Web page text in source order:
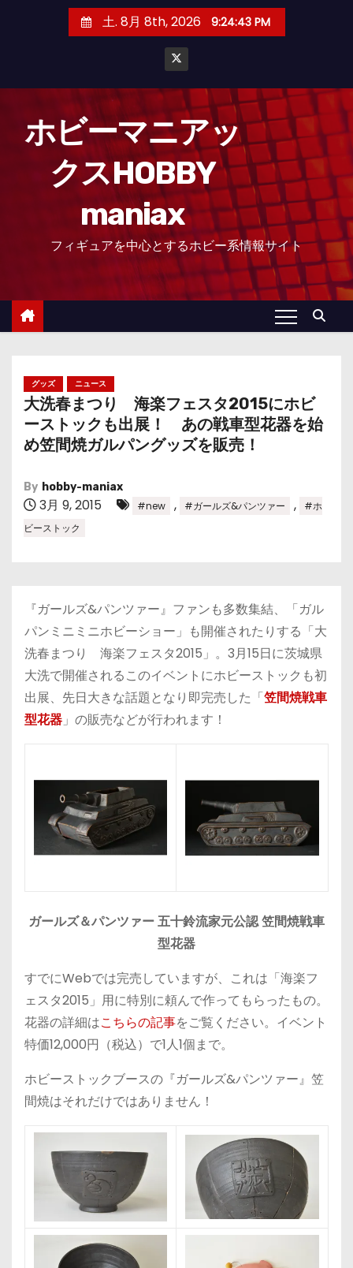
土. 8月 8th, 2026 9:24:44 PM
ホビーマニアッ
クスHOBBY
maniax
フィギュアを中心とするホビー系情報サイト
グッズ ニュース
大洗春まつり 海楽フェスタ2015にホビ
ーストックも出展！ あの戦車型花器を始
め笠間焼ガルパングッズを販売！
By hobby-maniax
3月 9, 2015 #new , #ガールズ&パンツァー ,
#ホ
ビーストック
『ガールズ&パンツァー』ファンも多数集結、「ガル
パンミニミニホビーショー」も開催されたりする「大
洗春まつり 海楽フェスタ2015」。3月15日に茨城県
大洗で開催されるこのイベントにホビーストックも初
出展、先日大きな話題となり即完売した「笠間焼戦車
型花器 」の販売などが行われます！
ガールズ＆パンツァー 五十鈴流家元公認 笠間焼戦車
型花器
すでにWebでは完売していますが、これは「海楽フ
ェスタ2015」用に特別に頼んで作ってもらったもの。
花器の詳細はこちらの記事をご覧ください。イベント
特価12,000円（税込）で1人1個まで。
ホビーストックブースの『ガールズ&パンツァー』笠
間焼はそれだけではありません！